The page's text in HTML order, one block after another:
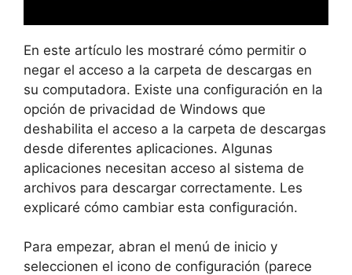
En este artículo les mostraré cómo permitir o
negar el acceso a la carpeta de descargas en
su computadora. Existe una configuración en la
opción de privacidad de Windows que
deshabilita el acceso a la carpeta de descargas
desde diferentes aplicaciones. Algunas
aplicaciones necesitan acceso al sistema de
archivos para descargar correctamente. Les
explicaré cómo cambiar esta configuración.
Para empezar, abran el menú de inicio y
seleccionen el icono de configuración (parece